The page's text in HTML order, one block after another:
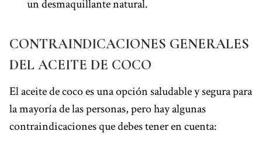
un desmaquillante natural.
CONTRAINDICACIONES GENERALES
DEL ACEITE DE COCO
El aceite de coco es una opción saludable y segura para
la mayoría de las personas, pero hay algunas
contraindicaciones que debes tener en cuenta: